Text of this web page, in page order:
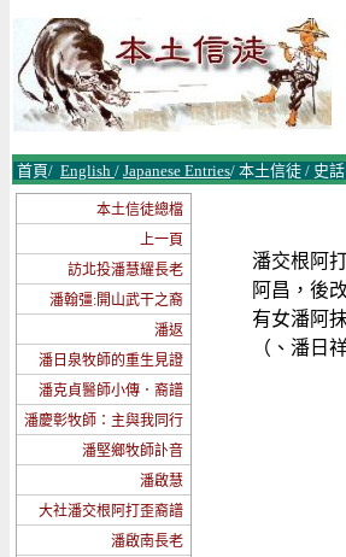
首頁/ English / Japanese Entries/ 本土信徒 / 史話
本土信徒總檔
上一頁
訪北投潘慧耀長老
潘翰彊:開山武干之裔
潘返
潘日泉牧師的重生見證
潘克貞醫師小傳．裔譜
潘慶彰牧師：主與我同行
潘堅鄉牧師訃音
潘啟慧
大社潘交根阿打歪裔譜
潘啟南長老
潘交根阿
阿昌，後
有女潘阿
（、潘日